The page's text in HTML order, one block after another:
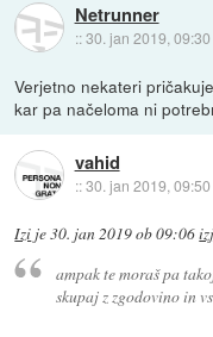
Netrunner
::30. jan 2019, 09:30
Verjetno nekateri
kar pa načeloma ni
vahid
::30. jan 2019, 09:50
Izi je30. jan 2019 ob 09:06
ampak te moraš pa
skupaj z zgodovino in